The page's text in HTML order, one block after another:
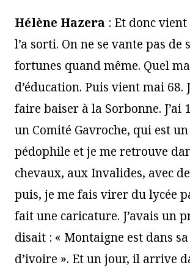
Hélène Hazera : Et donc
l’a sorti. On ne se vante pas de
fortunes quand même. Quel
d’éducation. Puis vient mai 68.
faire baiser à la Sorbonne. J’ai
un Comité Gavroche, qui est
pédophile et je me retrouve
chevaux, aux Invalides, avec
puis, je me fais virer du lycée
fait une caricature. J’avais un
disait : « Montaigne est dans
d’ivoire ». Et un jour, il arrive